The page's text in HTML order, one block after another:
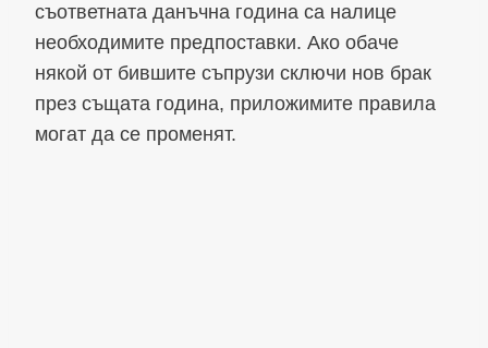
съответната данъчна година са налице
необходимите предпоставки. Ако обаче
някой от бившите съпрузи сключи нов брак
през същата година, приложимите правила
могат да се променят.